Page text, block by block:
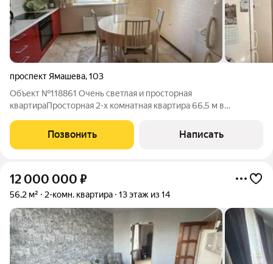
проспект Ямашева,103
Объект №118861 Очень светлая и просторная
квартираПросторная 2-х комнатная квартира 66,5 м в
комфортной жизни Представляем вашему вниманию
великолепную двухкомнатную квартиру в одном из самых
Позвонить Написать
12 000 000 ₽
56,2 м² 2-комн. квартира 13 этаж из 14